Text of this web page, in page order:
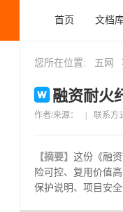
首页 文档
您所在位置: 五网
融资耐火
作者/来源： 联系方
【摘要】 这份《融
险可控、复用价值
保护说明、项目安